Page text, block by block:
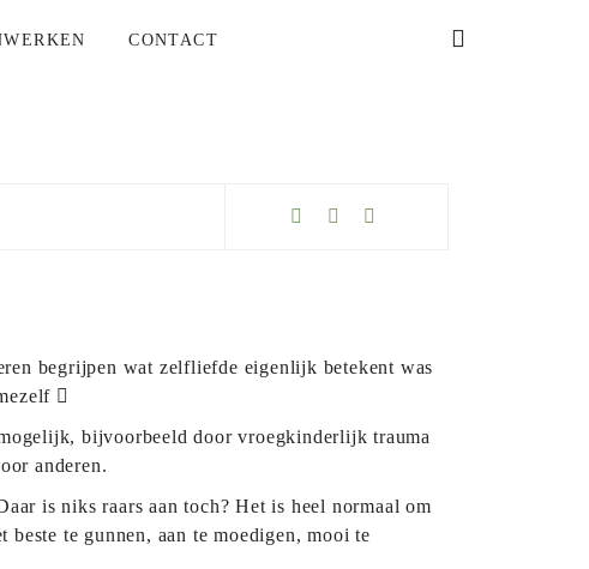
CONTACT
begrijpen wat zelfliefde eigenlijk betekent was
bijvoorbeeld door vroegkinderlijk trauma
anderen.
is niks raars aan toch? Het is heel normaal om
beste te gunnen, aan te moedigen, mooi te